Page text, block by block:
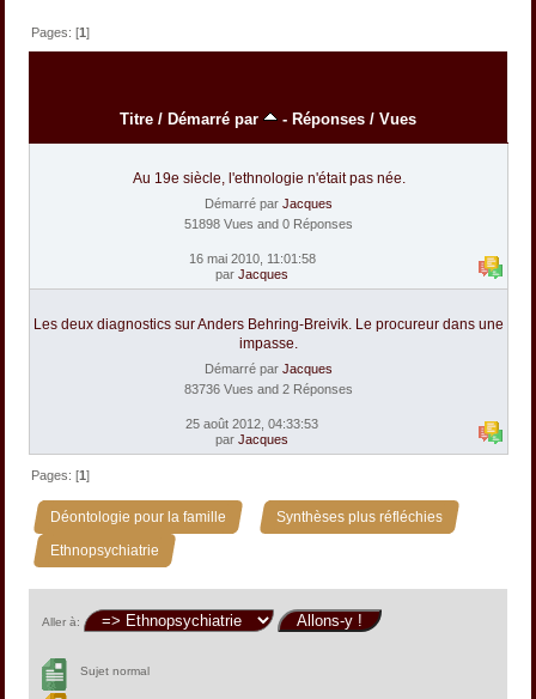
Pages: [1]
Titre / Démarré par - Réponses / Vues
Au 19e siècle, l'ethnologie n'était pas née.
Démarré par Jacques
51898 Vues and 0 Réponses
16 mai 2010, 11:01:58
par Jacques
Les deux diagnostics sur Anders Behring-Breivik. Le procureur dans une
impasse.
Démarré par Jacques
83736 Vues and 2 Réponses
25 août 2012, 04:33:53
par Jacques
Pages: [1]
Déontologie pour la famille » Synthèses plus réfléchies »
Ethnopsychiatrie
Aller à:
Sujet normal